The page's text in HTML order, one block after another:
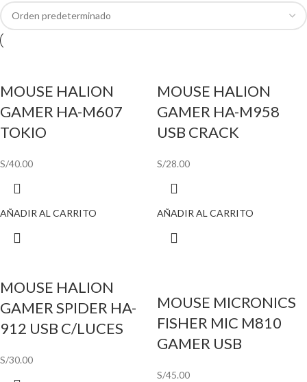
MOUSE HALION
GAMER HA-M607
TOKIO
S/40.00
AÑADIR AL CARRITO
MOUSE HALION
GAMER HA-M958
USB CRACK
S/28.00
AÑADIR AL CARRITO
MOUSE HALION
GAMER SPIDER HA-
912 USB C/LUCES
S/30.00
MOUSE MICRONICS
FISHER MIC M810
GAMER USB
S/45.00